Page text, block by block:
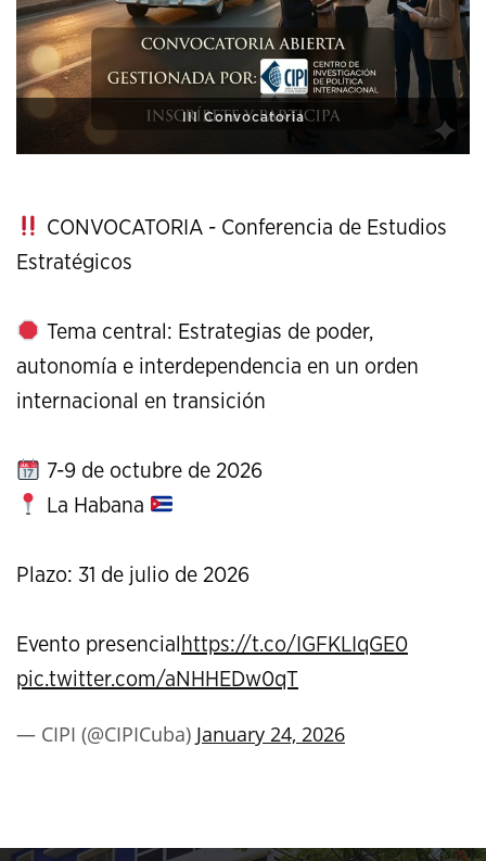
XI Conference on Strategic Studies
CONVOCATORIA - Conferencia de Estudios
Estratégicos
Tema central: Estrategias de poder,
autonomía e interdependencia en un orden
internacional en transición
7-9 de octubre de 2026
La Habana
Plazo: 31 de julio de 2026
Evento presencial https://t.co/IGFKLIqGE0
pic.twitter.com/aNHHEDw0qT
— CIPI (@CIPICuba) January 24, 2026